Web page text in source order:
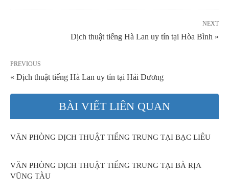
NEXT
Dịch thuật tiếng Hà Lan uy tín tại Hòa Bình »
PREVIOUS
« Dịch thuật tiếng Hà Lan uy tín tại Hải Dương
BÀI VIẾT LIÊN QUAN
VĂN PHÒNG DỊCH THUẬT TIẾNG TRUNG TẠI BẠC LIÊU
VĂN PHÒNG DỊCH THUẬT TIẾNG TRUNG TẠI BÀ RỊA
VŨNG TÀU